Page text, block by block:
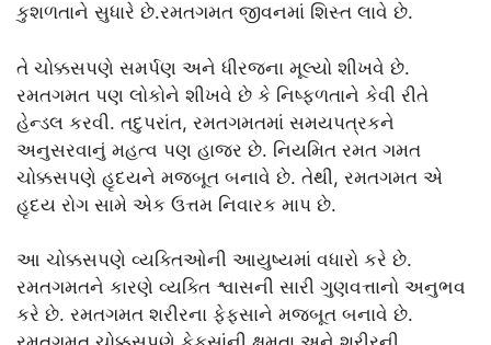
કુશળતાને સુધારે છે.રમતગમત જીવનમાં શિસ્ત લાવે છે.
તે ચોક્કસપણે સમર્પણ અને ધીરજના મૂલ્યો શીખવે છે.
રમતગમત પણ લોકોને શીખવે છે કે નિષ્ફળતાને કેવી રીતે
હેન્ડલ કરવી. તદુપરાંત, રમતગમતમાં સમયપત્રકને
અનુસરવાનું મહત્વ પણ હાજર છે. નિયમિત રમત ગમત
ચોક્કસપણે હૃદયને મજબૂત બનાવે છે. તેથી, રમતગમત એ
હૃદય રોગ સામે એક ઉત્તમ નિવારક માપ છે.
આ ચોક્કસપણે વ્યક્તિઓની આયુષ્યમાં વધારો કરે છે.
રમતગમતને કારણે વ્યક્તિ શ્વાસની સારી ગુણવત્તાનો અનુભવ
કરે છે. રમતગમત શરીરના ફેફસાને મજબૂત બનાવે છે.